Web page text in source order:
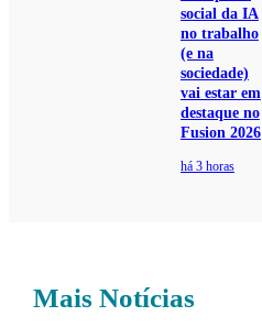
social da IA
no trabalho
(e na
sociedade)
vai estar em
destaque no
Fusion 2026
há 3 horas
Mais Notícias